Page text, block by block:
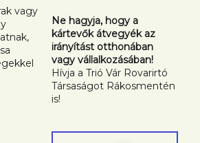
vagy
Ne hagyja, hogy a
kártevők átvegyék az
irányítást otthonában
vagy vállalkozásában!
Hívja a Trió Vár Rovarirtó
Társaságot Rákosmentén
is!